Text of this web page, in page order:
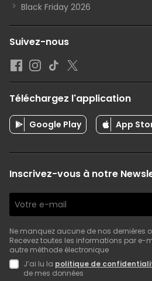
Black Friday 2026
Suivez-nous
Téléchargez l'application
Google Play App
Inscrivez-vous à notre
Ne manquez aucune de nos dernières
Recevez toutes les informations par e-
autre méthode électronique
J’ai lu la politique de
de mes données